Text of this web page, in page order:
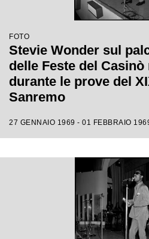
FOTO
Stevie Wonder sul
delle Feste del
durante le prove del
Sanremo
27 GENNAIO 1969 - 01 FEBBRAIO